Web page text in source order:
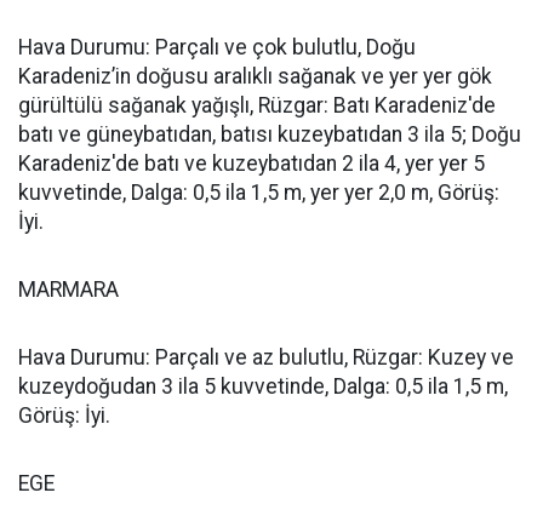
Hava Durumu: Parçalı ve çok bulutlu, Doğu
Karadeniz’in doğusu aralıklı sağanak ve yer yer gök
gürültülü sağanak yağışlı, Rüzgar: Batı Karadeniz'de
batı ve güneybatıdan, batısı kuzeybatıdan 3 ila 5; Doğu
Karadeniz'de batı ve kuzeybatıdan 2 ila 4, yer yer 5
kuvvetinde, Dalga: 0,5 ila 1,5 m, yer yer 2,0 m, Görüş:
İyi.
MARMARA
Hava Durumu: Parçalı ve az bulutlu, Rüzgar: Kuzey ve
kuzeydoğudan 3 ila 5 kuvvetinde, Dalga: 0,5 ila 1,5 m,
Görüş: İyi.
EGE